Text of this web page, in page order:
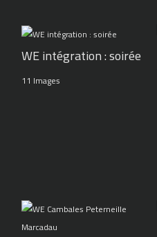
WE intégration : soirée
11 Images